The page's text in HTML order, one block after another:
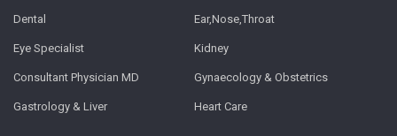
Dental Ear,Nose,Throat
Eye Specialist Kidney
Consultant Physician MD Gynaecology & Obstetrics
Gastrology & Liver Heart Care